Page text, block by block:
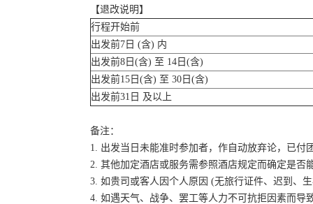
【退改说明】
行程开始前
出发前7日 (含) 内
出发前8日(含) 至 14日(含)
出发前15日(含) 至 30日(含)
出发前31日 及以上
备注：
1. 出发当日未能准时参加者，作自动放弃论，已付
2. 其他加定酒店或服务需参照酒店规定而确定是否
3. 如贵司或客人因个人原因 (无旅行证件、迟到、
4. 如遇天气、战争、罢工等人力不可抗拒因素而